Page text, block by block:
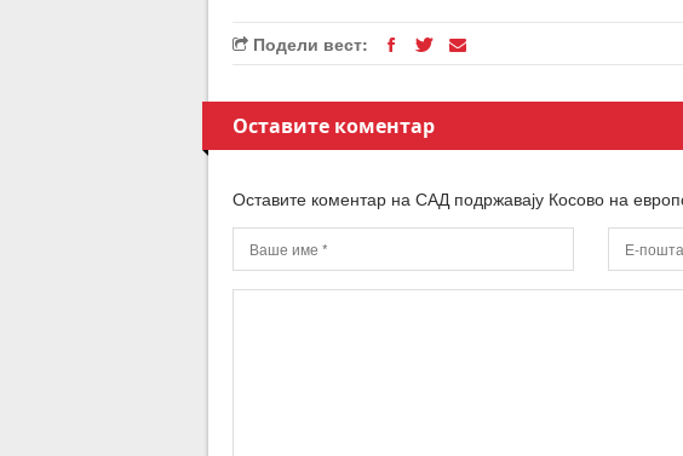
Подели вест:
Оставите коментар
Оставите коментар на САД подржавају Косово на